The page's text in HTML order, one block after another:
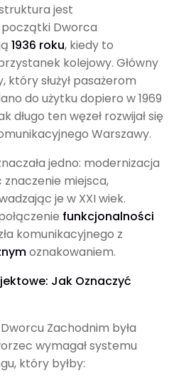
jest
Dworca
1936 roku, kiedy to
kolejowy. Główny
służył pasażerom
do użytku dopiero w 1969
długo ten węzeł rozwijał się
Warszawy.
jedno: modernizacja
znaczenie miejsca,
je w XXI wiek.
funkcjonalności
komunikacyjnego z
oznakowaniem.
Jak Oznaczyć
Zachodnim była
wymagał systemu
który byłby: